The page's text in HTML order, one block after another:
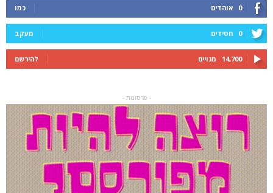
0 אוהדים כמו
0 חסידים מעקב
14,700 מנויים להירשם
- פרסומת -